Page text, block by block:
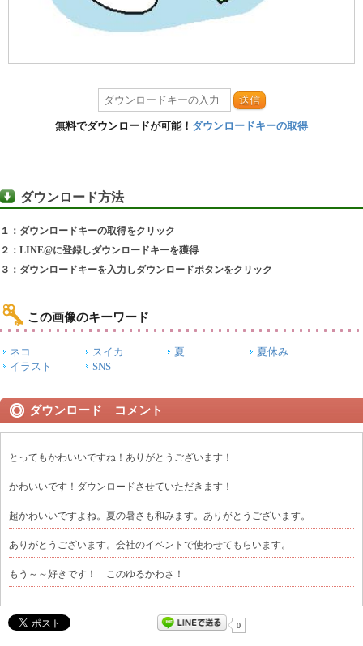
送信
無料でダウンロードが可能！ ダウンロードキーの取得
ダウンロード方法
１：ダウンロードキーの取得をクリック
２：LINE@に登録しダウンロードキーを獲得
３：ダウンロードキーを入力しダウンロードボタンをクリック
この画像のキーワード
ネコ スイカ 夏
夏休み
イラスト
SNS
ダウンロード コメント
とってもかわいいですね！ありがとうございます！
かわいいです！ダウンロードさせていただきます！
超かわいいですよね。夏の暑さも和みます。ありがとうございます。
ありがとうございます。会社のイベントで使わせてもらいます。
もう～～好きです！ このゆるかわさ！
0